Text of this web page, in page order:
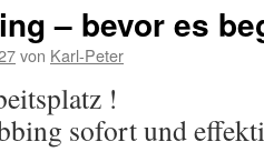
– bevor es
von Karl-Peter
!
sofort und